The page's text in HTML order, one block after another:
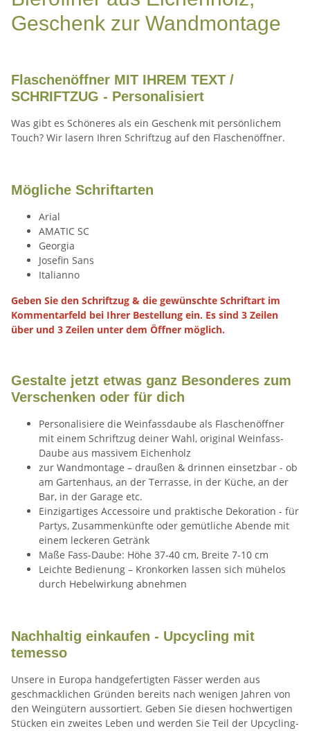
Geschenk zur Wandmontage
Flaschenöffner MIT IHREM TEXT /
SCHRIFTZUG - Personalisiert
Was gibt es Schöneres als ein Geschenk mit persönlichem
Touch? Wir lasern Ihren Schriftzug auf den Flaschenöffner.
Mögliche Schriftarten
Arial
AMATIC SC
Georgia
Josefin Sans
Italianno
Geben Sie den Schriftzug & die gewünschte Schriftart im
Kommentarfeld bei Ihrer Bestellung ein. Es sind 3 Zeilen
über und 3 Zeilen unter dem Öffner möglich.
Gestalte jetzt etwas ganz Besonderes zum
Verschenken oder für dich
Personalisiere die Weinfassdaube als Flaschenöffner
mit einem Schriftzug deiner Wahl, original Weinfass-
Daube aus massivem Eichenholz
zur Wandmontage – draußen & drinnen einsetzbar - ob
am Gartenhaus, an der Terrasse, in der Küche, an der
Bar, in der Garage etc.
Einzigartiges Accessoire und praktische Dekoration - für
Partys, Zusammenkünfte oder gemütliche Abende mit
einem leckeren Getränk
Maße Fass-Daube: Höhe 37-40 cm, Breite 7-10 cm
Leichte Bedienung – Kronkorken lassen sich mühelos
durch Hebelwirkung abnehmen
Nachhaltig einkaufen - Upcycling mit
temesso
Unsere in Europa handgefertigten Fässer werden aus
geschmacklichen Gründen bereits nach wenigen Jahren von
den Weingütern aussortiert. Geben Sie diesen hochwertigen
Stücken ein zweites Leben und werden Sie Teil der Upcycling-